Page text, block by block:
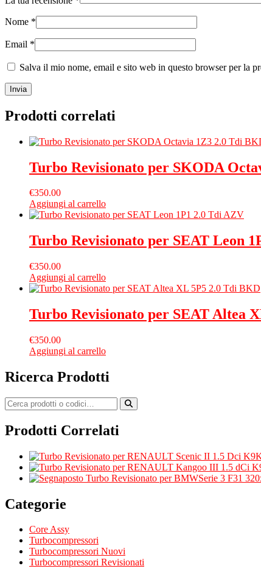
Nome *
Email *
Salva il mio nome, email e sito web in questo browser per la
Prodotti correlati
Turbo Revisionato per SKODA
€350.00
Aggiungi al carrello
Turbo Revisionato per SEAT Leon
€350.00
Aggiungi al carrello
Turbo Revisionato per SEAT Altea
€350.00
Aggiungi al carrello
Ricerca Prodotti
Prodotti Correlati
Turbo Revisionato per BMWSerie 3 F31
Categorie
Core Assy
Turbocompressori
Turbocompressori Nuovi
Turbocompressori Revisionati